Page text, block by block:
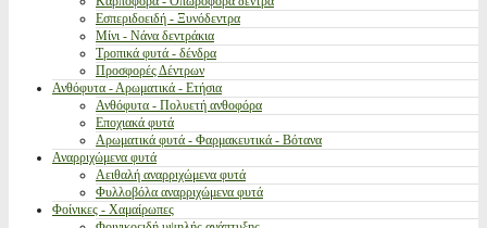
Εσπεριδοειδή - Ξυνόδεντρα
Μίνι - Νάνα δεντράκια
Τροπικά φυτά - δένδρα
Προσφορές Δέντρων
Ανθόφυτα - Αρωματικά - Ετήσια
Ανθόφυτα - Πολυετή ανθοφόρα
Εποχιακά φυτά
Αρωματικά φυτά - Φαρμακευτικά - Βότανα
Αναρριχώμενα φυτά
Αειθαλή αναρριχώμενα φυτά
Φυλλοβόλα αναρριχώμενα φυτά
Φοίνικες - Χαμαίρωπες